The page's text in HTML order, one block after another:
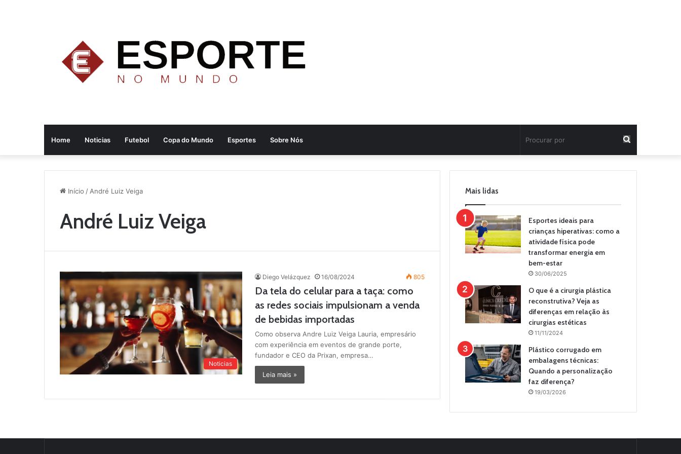
Home Noticias Futebol Copa do Mundo Esportes Sobre Nós
por
Início / André Luiz Veiga
André Luiz Veiga
Noticias
Diego Velázquez 16/08/2024 805
Da tela do celular para a taça: como
as redes sociais impulsionam a venda
de bebidas importadas
Como observa Andre Luiz Veiga Lauria, empresário
com experiência em eventos de grande porte,
fundador e CEO da Prixan, empresa…
Leia mais »
Mais lidas
Esportes ideais para
crianças hiperativas: como a
atividade física pode
transformar energia em
bem-estar
30/06/2025
O que é a cirurgia plástica
reconstrutiva? Veja as
diferenças em relação às
cirurgias estéticas
11/11/2024
Plástico corrugado em
embalagens técnicas:
Quando a personalização
faz diferença?
19/03/2026